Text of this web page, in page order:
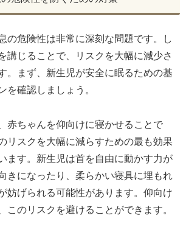
の危険性は非常に深刻な問題です。し
講じることで、リスクを大幅に減少さ
。まず、新生児が安全に眠るための基
を確認しましょう。
赤ちゃんを仰向けに寝かせることで
リスクを大幅に減らすための最も効果
ます。新生児は首を自由に動かす力が
きになったり、柔らかい寝具に埋もれ
妨げられる可能性があります。仰向け
このリスクを避けることができます。